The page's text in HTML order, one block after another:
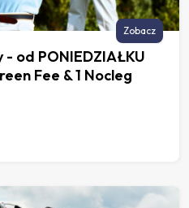
od PONIEDZIAŁKU
Fee & 1 Nocleg
Zobacz